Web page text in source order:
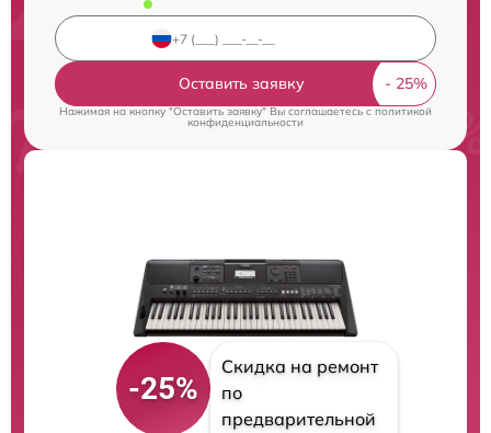
Оставить заявку
Нажимая на кнопку "Оставить заявку" Вы соглашаетесь cполитикой
конфиденциальности
-25%
Скидка на ремонт
по
предварительной